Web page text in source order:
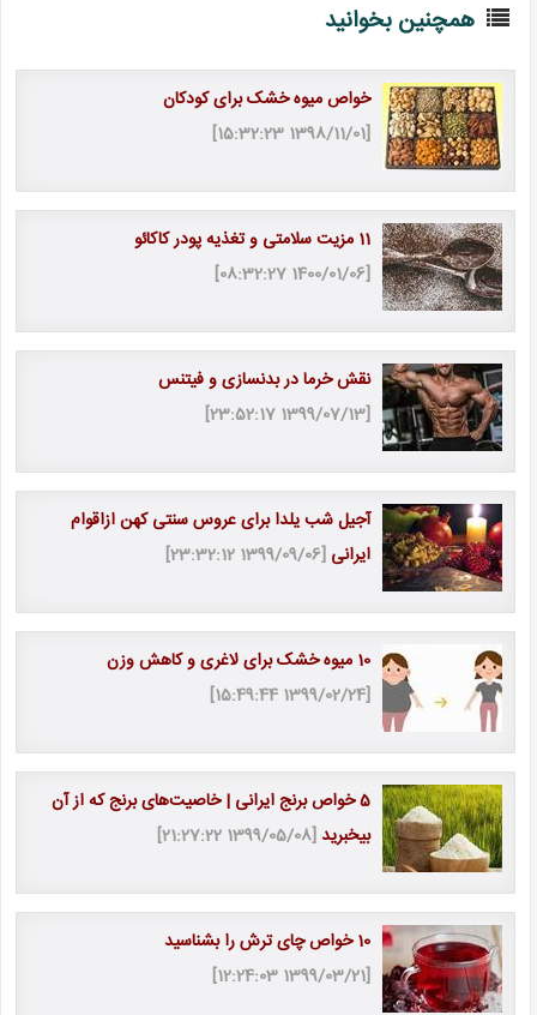
همچنین بخوانید
خواص میوه خشک برای کودکان
[1398/11/01 15:32:23]
11 مزیت سلامتی و تغذیه پودر کاکائو
[1400/01/06 08:32:27]
نقش خرما در بدنسازی و فیتنس
[1399/07/13 23:52:17]
آجیل شب یلدا برای عروس سنتی کهن ازاقوام
ایرانی [1399/09/06 23:32:12]
10 میوه خشک برای لاغری و کاهش وزن
[1399/02/24 15:49:44]
5 خواص برنج ایرانی | خاصیت‎‌های برنج که از آن
بی‎خبرید
[1399/05/08 21:27:22]
10 خواص چای ترش را بشناسید
[1399/03/21 12:24:03]